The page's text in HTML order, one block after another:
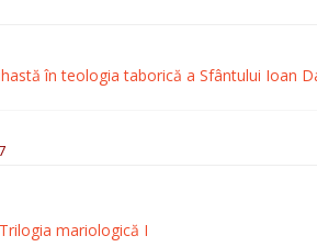
în teologia taborică a Sfântului Ioan
mariologică I